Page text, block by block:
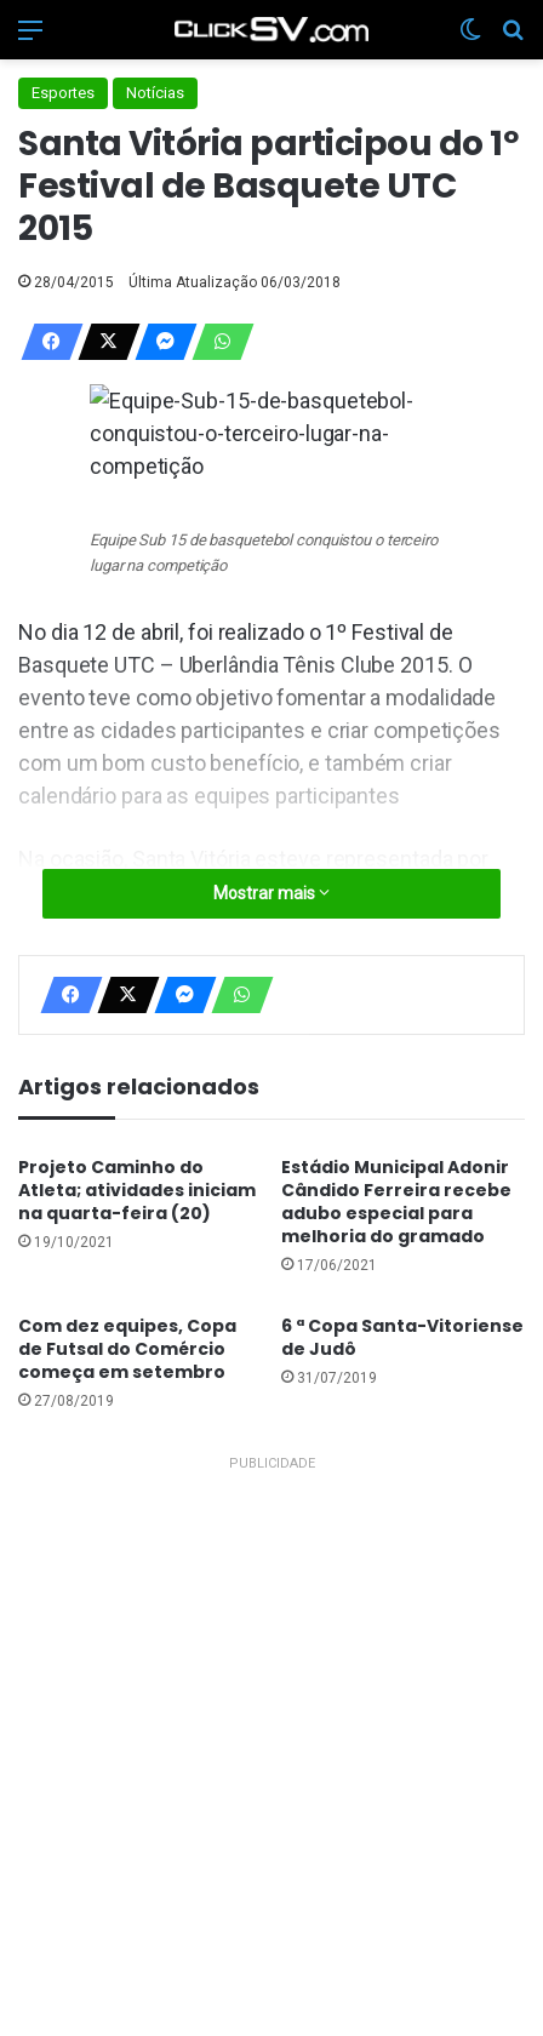
Esportes Notícias
Santa Vitória participou do 1º
Festival de Basquete UTC
2015
28/04/2015 Última Atualização 06/03/2018
Equipe Sub 15 de basquetebol conquistou o terceiro
lugar na competição
No dia 12 de abril, foi realizado o 1º Festival de
Basquete UTC – Uberlândia Tênis Clube 2015. O
evento teve como objetivo fomentar a modalidade
entre as cidades participantes e criar competições
com um bom custo benefício, e também criar
calendário para as equipes participantes
nove atletas da equipe Sub 15, comandada pelo
técnico Vitor Modesto Gialuizi, e conquistou o
terceiro lugar na competição.
CONTINUA DEPOIS DA PUBLICIDADE
Mostrar mais
Artigos relacionados
Projeto Caminho do
Atleta; atividades iniciam
na quarta-feira (20)
19/10/2021
Estádio Municipal Adonir
Cândido Ferreira recebe
adubo especial para
melhoria do gramado
17/06/2021
Com dez equipes, Copa
de Futsal do Comércio
começa em setembro
27/08/2019
6 ª Copa Santa-Vitoriense
de Judô
31/07/2019
PUBLICIDADE